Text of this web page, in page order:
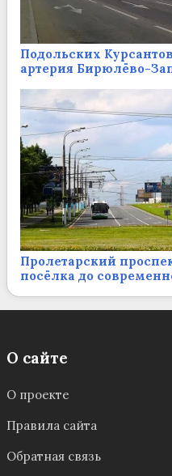
Подольских
артерия Бирюлёво-
Пролетарский
посёлка до
О сайте
О проекте
Правила сайта
Обратная связь